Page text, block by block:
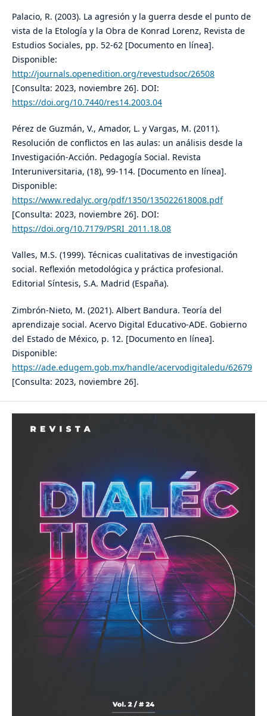
Palacio, R. (2003). La agresión y la guerra desde el punto de
vista de la Etología y la Obra de Konrad Lorenz, Revista de
Estudios Sociales, pp. 52-62 [Documento en línea].
Disponible:
http://journals.openedition.org/revestudsoc/26508
[Consulta: 2023, noviembre 26]. DOI:
https://doi.org/10.7440/res14.2003.04
Pérez de Guzmán, V., Amador, L. y Vargas, M. (2011).
Resolución de conflictos en las aulas: un análisis desde la
Investigación-Acción. Pedagogía Social. Revista
Interuniversitaria, (18), 99-114. [Documento en línea].
Disponible:
https://www.redalyc.org/pdf/1350/135022618008.pdf
[Consulta: 2023, noviembre 26]. DOI:
https://doi.org/10.7179/PSRI_2011.18.08
Valles, M.S. (1999). Técnicas cualitativas de investigación
social. Reflexión metodológica y práctica profesional.
Editorial Síntesis, S.A. Madrid (España).
Zimbrón-Nieto, M. (2021). Albert Bandura. Teoría del
aprendizaje social. Acervo Digital Educativo-ADE. Gobierno
del Estado de México, p. 12. [Documento en línea].
Disponible:
https://ade.edugem.gob.mx/handle/acervodigitaledu/62679
[Consulta: 2023, noviembre 26].